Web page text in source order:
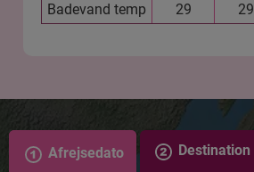
Badevand temp
29 29
Afrejsedato Destination